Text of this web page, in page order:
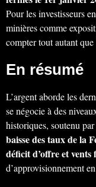
Pour les investisseurs
minières comme
compter tout autant
En résumé
L’argent aborde les
se négocie à des
historiques, soutenu
baisse des taux de la
déficit d’offre et
d’approvisionnement